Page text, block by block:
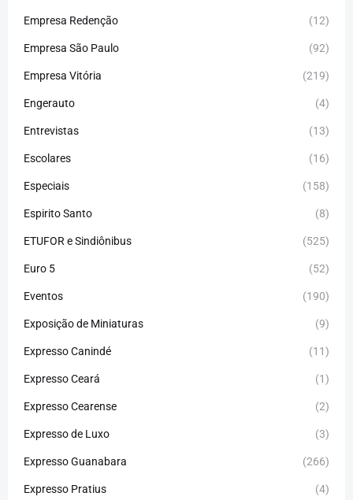
Empresa Redenção (12)
Empresa São Paulo (92)
Empresa Vitória (219)
Engerauto (4)
Entrevistas (13)
Escolares (16)
Especiais (158)
Espirito Santo (8)
ETUFOR e Sindiônibus (525)
Euro 5 (52)
Eventos (190)
Exposição de Miniaturas (9)
Expresso Canindé (11)
Expresso Ceará (1)
Expresso Cearense (2)
Expresso de Luxo (3)
Expresso Guanabara (266)
Expresso Pratius (4)